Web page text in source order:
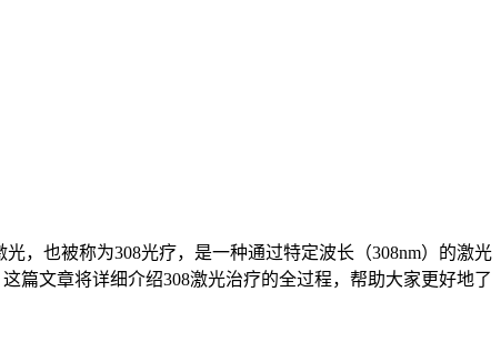
，也被称为308光疗，是一种通过特定波长（308nm）的激光
篇文章将详细介绍308激光治疗的全过程，帮助大家更好地了